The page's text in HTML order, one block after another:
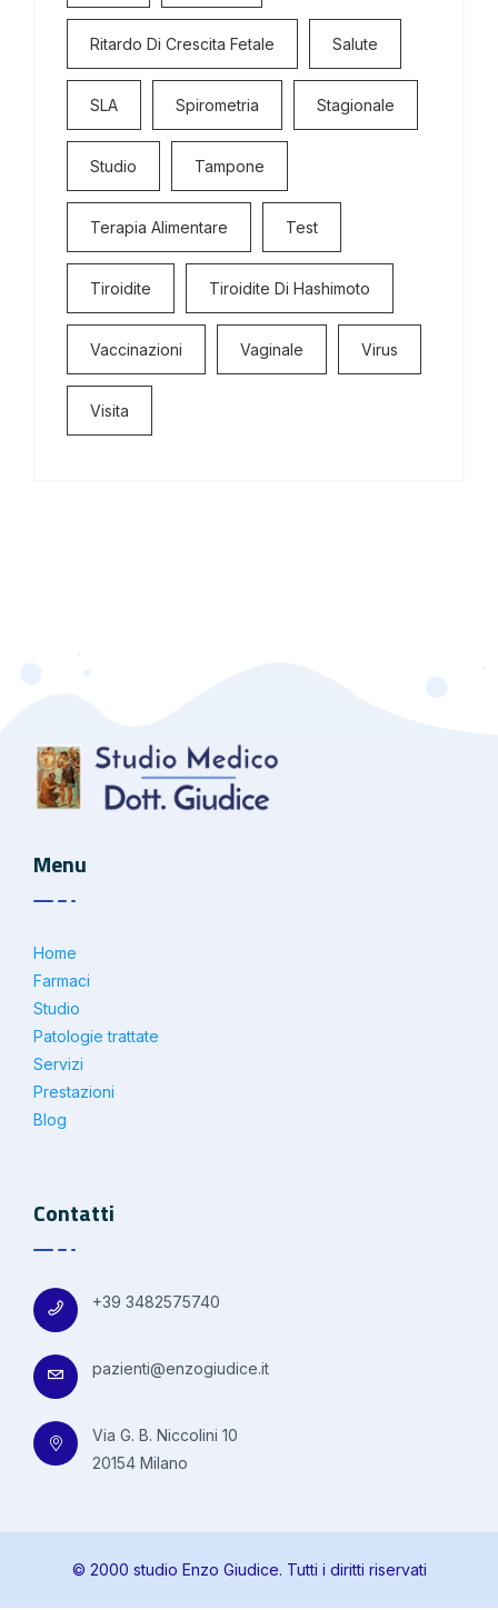
Ritardo Di Crescita Fetale Salute
SLA Spirometria Stagionale
Studio Tampone
Terapia Alimentare Test
Tiroidite Tiroidite Di Hashimoto
Vaccinazioni Vaginale Virus
Visita
Menu
Home
Farmaci
Studio
Patologie trattate
Servizi
Prestazioni
Blog
Contatti
+39 3482575740
pazienti@enzogiudice.it
Via G. B. Niccolini 10
20154 Milano
© 2000 studio Enzo Giudice. Tutti i diritti riservati